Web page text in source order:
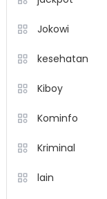
Jokowi
kesehatan
Kiboy
Kominfo
Kriminal
lain